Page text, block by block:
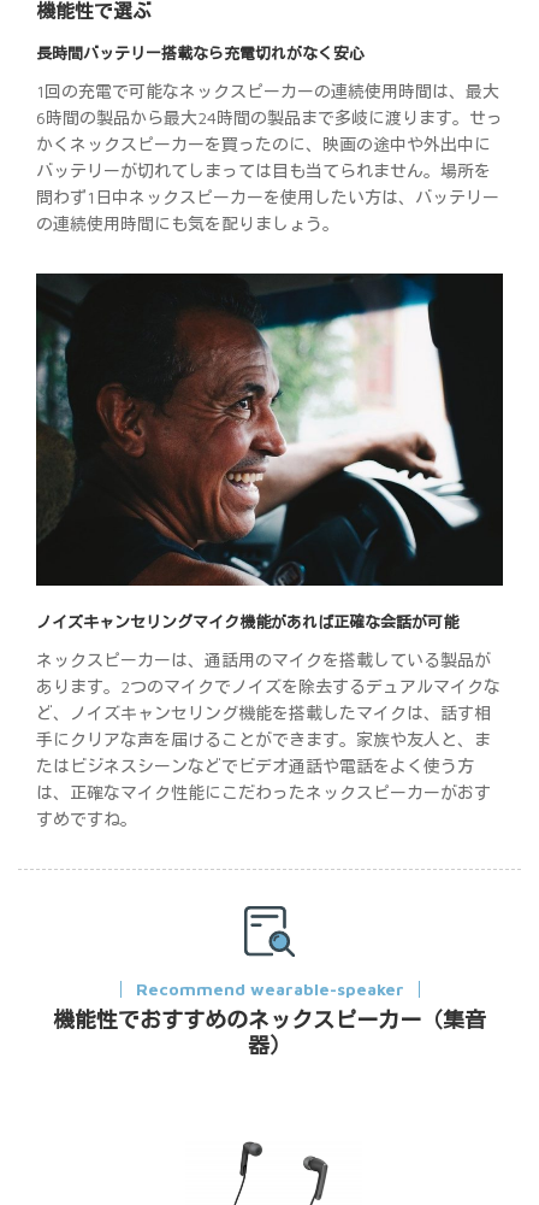
機能性で選ぶ
長時間バッテリー搭載なら充電切れがなく安心
1回の充電で可能なネックスピーカーの連続使用時間は、最大
6時間の製品から最大24時間の製品まで多岐に渡ります。せっ
かくネックスピーカーを買ったのに、映画の途中や外出中に
バッテリーが切れてしまっては目も当てられません。場所を
問わず1日中ネックスピーカーを使用したい方は、バッテリー
の連続使用時間にも気を配りましょう。
ノイズキャンセリングマイク機能があれば正確な会話が可能
ネックスピーカーは、通話用のマイクを搭載している製品が
あります。2つのマイクでノイズを除去するデュアルマイクな
ど、ノイズキャンセリング機能を搭載したマイクは、話す相
手にクリアな声を届けることができます。家族や友人と、ま
たはビジネスシーンなどでビデオ通話や電話をよく使う方
は、正確なマイク性能にこだわったネックスピーカーがおす
すめですね。
Recommend wearable-speaker
機能性でおすすめのネックスピーカー（集音
器）